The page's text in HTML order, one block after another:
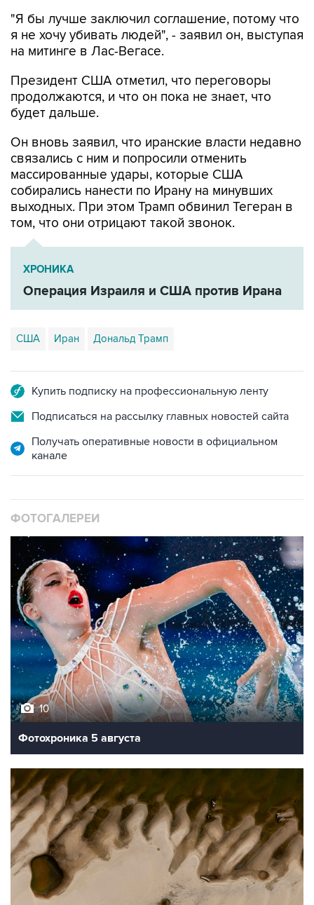
"Я бы лучше заключил соглашение, потому что
я не хочу убивать людей", - заявил он, выступая
на митинге в Лас-Вегасе.
Президент США отметил, что переговоры
продолжаются, и что он пока не знает, что
будет дальше.
Он вновь заявил, что иранские власти недавно
связались с ним и попросили отменить
массированные удары, которые США
собирались нанести по Ирану на минувших
выходных. При этом Трамп обвинил Тегеран в
том, что они отрицают такой звонок.
ХРОНИКА
Операция Израиля и США против Ирана
США Иран Дональд Трамп
Купить подписку на профессиональную ленту
Подписаться на рассылку главных новостей сайта
Получать оперативные новости в официальном
канале
ФОТОГАЛЕРЕИ
10
Фотохроника 5 августа